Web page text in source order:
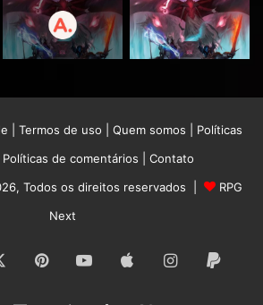
Termos de uso Quem somos
Políticas
Políticas de comentários
Contato
Todos os direitos reservados |
RPG
Next
PinterestYouTubeAppleInstagram